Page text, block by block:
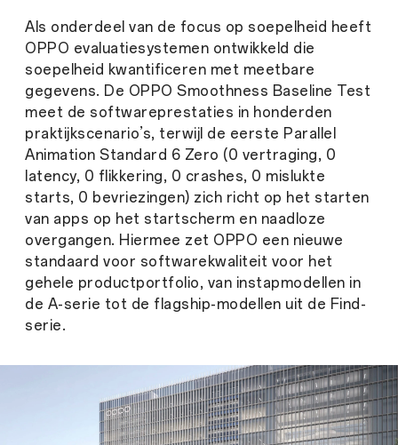
Als onderdeel van de focus op soepelheid heeft
OPPO evaluatiesystemen ontwikkeld die
soepelheid kwantificeren met meetbare
gegevens. De OPPO Smoothness Baseline Test
meet de softwareprestaties in honderden
praktijkscenario’s, terwijl de eerste Parallel
Animation Standard 6 Zero (0 vertraging, 0
latency, 0 flikkering, 0 crashes, 0 mislukte
starts, 0 bevriezingen) zich richt op het starten
van apps op het startscherm en naadloze
overgangen. Hiermee zet OPPO een nieuwe
standaard voor softwarekwaliteit voor het
gehele productportfolio, van instapmodellen in
de A-serie tot de flagship-modellen uit de Find-
serie.